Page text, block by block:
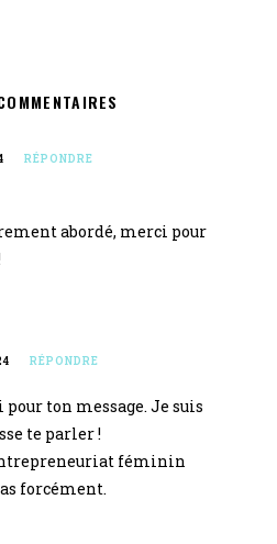
RÉPONDRE
abordé, merci pour
RÉPONDRE
ton message. Je suis
te parler !
féminin
forcément.